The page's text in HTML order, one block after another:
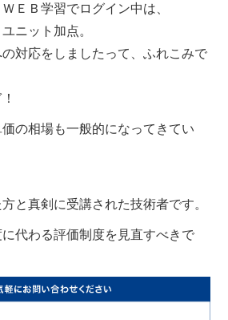
ＥＢ学習でログイン中は、
ニット加点。
対応をしましたって、ふれこみで
の相場も一般的になってきてい
と真剣に受講された技術者です。
代わる評価制度を見直すべきで